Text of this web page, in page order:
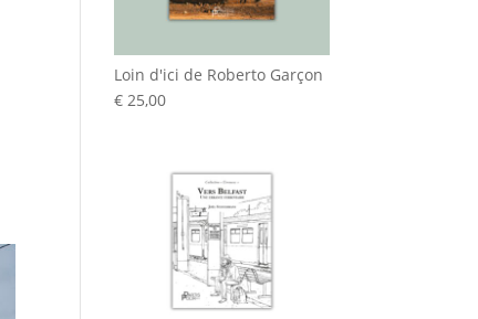
Loin d'ici de Roberto Garçon
€ 25,00